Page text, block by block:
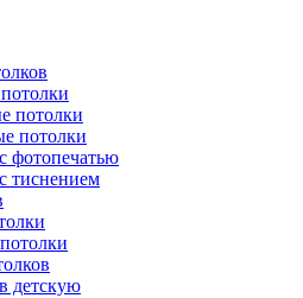
потолки
потолки
фотопечатью
тиснением
детскую